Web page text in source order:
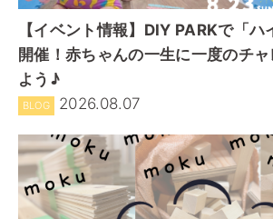
【イベント情報】DIY PARKで「ハ
開催！赤ちゃんの一生に一度のチ
よう♪
BLOG 2026.08.07